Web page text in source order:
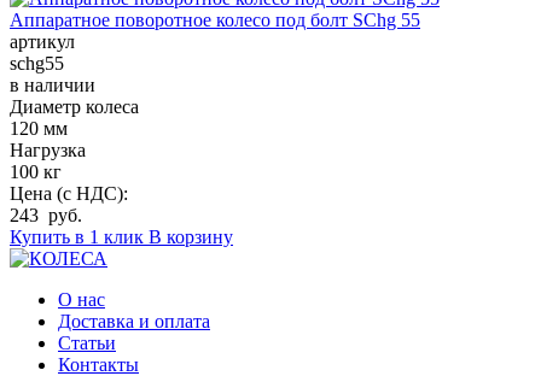
Аппаратное поворотное колесо под болт SChg 55
артикул
schg55
в наличии
Диаметр колеса
120 мм
Нагрузка
100 кг
Цена (с НДС):
243 руб.
Купить в 1 клик В корзину
О нас
Доставка и оплата
Статьи
Контакты